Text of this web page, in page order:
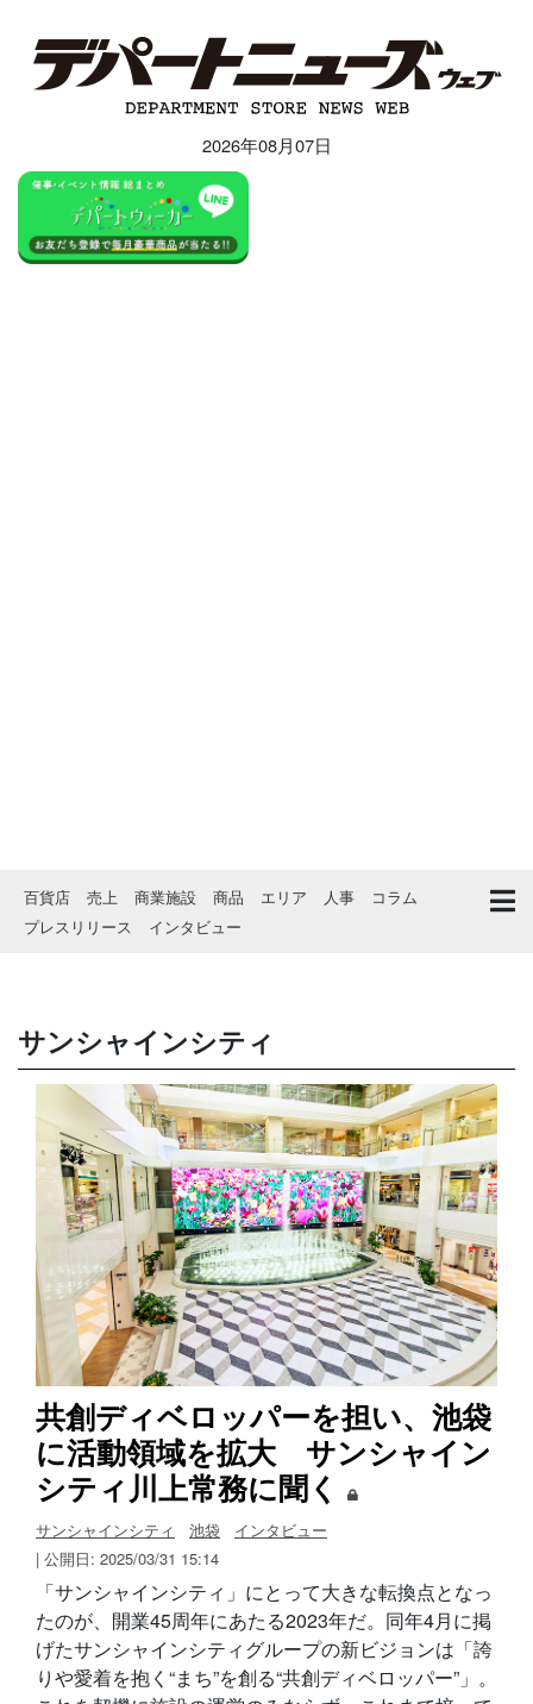
2026年08月07日
百貨店 売上 商業施設 商品 エリア 人事
コラム
プレスリリース
インタビュー
サンシャインシティ
共創ディベロッパーを担い、池袋
に活動領域を拡大 サンシャイン
シティ川上常務に聞く
サンシャインシティ 池袋
インタビュー
| 公開日: 2025/03/31 15:14
「サンシャインシティ」にとって大きな転換点となっ
たのが、開業45周年にあたる2023年だ。同年4月に掲
げたサンシャインシティグループの新ビジョンは「誇
りや愛着を抱く“まち”を創る“共創ディベロッパー”」。